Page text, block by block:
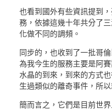
也看到國外有些資訊提到
務，依據這幾十年共分了
化做不同的調頻。
同步的，也收到了一批哥
為我今生的服務主要是阿
水晶的到來，到來的方式
生過類似的離奇事件，所以
簡而言之，它們是目前世